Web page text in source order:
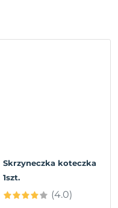
Skrzyneczka koteczka
1szt.
(4.0)